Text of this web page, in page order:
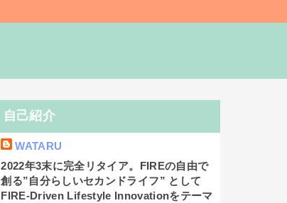
自己紹介
WATARU
2022年3末に完全リタイア。FIREの自由で
創る”自分らしいセカンドライフ” として
FIRE-Driven Lifestyle Innovationをテーマ